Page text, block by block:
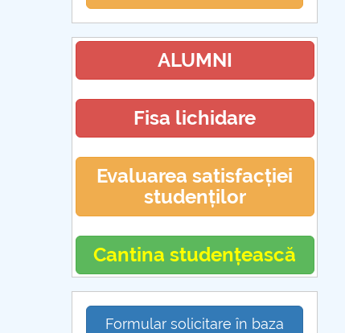
ALUMNI
Fisa lichidare
Evaluarea satisfacției
studenților
Cantina studențească
Formular solicitare în baza